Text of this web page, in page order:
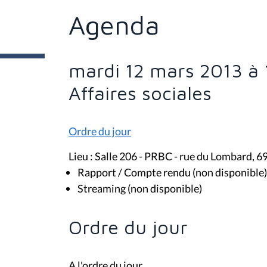
e
s
Agenda
mardi 12 mars 2013
Affaires sociales
Ordre du jour
Lieu : Salle 206 - PRBC - rue du Lombard,
Rapport / Compte rendu (non disponible)
Streaming (non disponible)
Ordre du jour